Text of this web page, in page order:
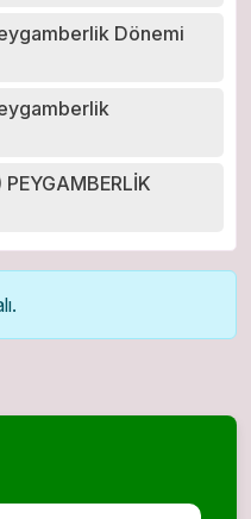
Dönemi
PEYGAMBERLİK